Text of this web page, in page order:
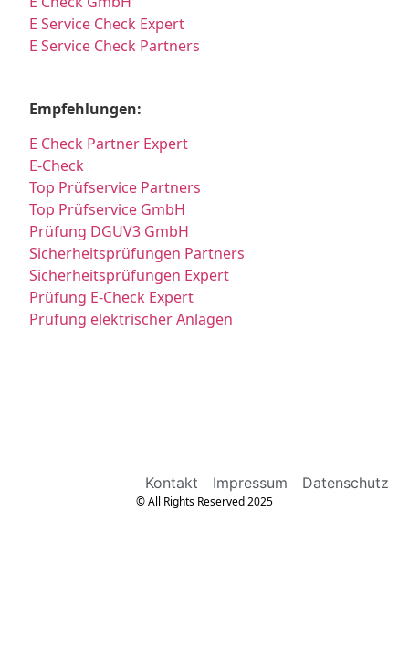
E Service Check Expert
E Service Check Partners
Empfehlungen:
E Check Partner Expert
E-Check
Top Prüfservice Partners
Top Prüfservice GmbH
Prüfung DGUV3 GmbH
Sicherheitsprüfungen Partners
Sicherheitsprüfungen Expert
Prüfung E-Check Expert
Prüfung elektrischer Anlagen
Kontakt Impressum Datenschutz
© All Rights Reserved 2025